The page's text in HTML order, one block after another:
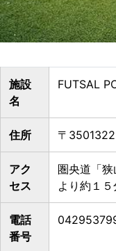
施設
名
FUTSAL
住所 〒
アク
セス
圏央道「
より約１５
電話
番号